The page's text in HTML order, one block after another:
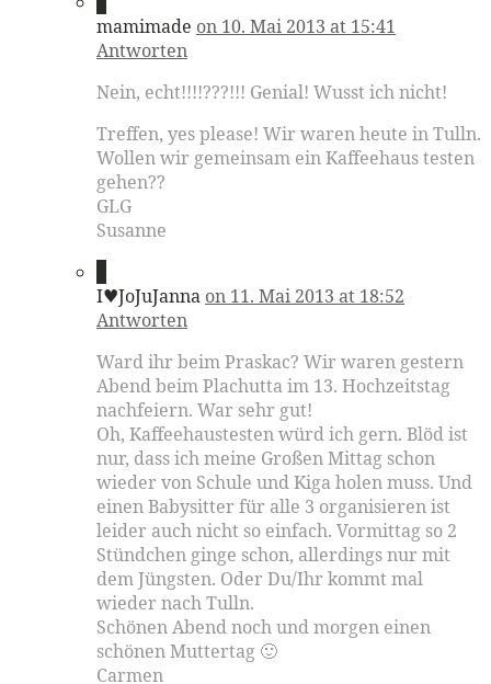
mamimade on 10. Mai 2013 at 15:41
Antworten
Nein, echt!!!!???!!! Genial! Wusst ich nicht!
Treffen, yes please! Wir waren heute in Tulln.
Wollen wir gemeinsam ein Kaffeehaus testen
gehen??
GLG
Susanne
I♥JoJuJanna on 11. Mai 2013 at 18:52
Antworten
Ward ihr beim Praskac? Wir waren gestern
Abend beim Plachutta im 13. Hochzeitstag
nachfeiern. War sehr gut!
Oh, Kaffeehaustesten würd ich gern. Blöd ist
nur, dass ich meine Großen Mittag schon
wieder von Schule und Kiga holen muss. Und
einen Babysitter für alle 3 organisieren ist
leider auch nicht so einfach. Vormittag so 2
Stündchen ginge schon, allerdings nur mit
dem Jüngsten. Oder Du/Ihr kommt mal
wieder nach Tulln.
Schönen Abend noch und morgen einen
schönen Muttertag 🙂
Carmen